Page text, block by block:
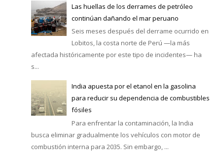
Las huellas de los derrames de petróleo
continúan dañando el mar peruano
Seis meses después del derrame ocurrido en
Lobitos, la costa norte de Perú —la más
afectada históricamente por este tipo de incidentes— ha
s...
India apuesta por el etanol en la gasolina
para reducir su dependencia de combustibles
fósiles
Para enfrentar la contaminación, la India
busca eliminar gradualmente los vehículos con motor de
combustión interna para 2035. Sin embargo, ...